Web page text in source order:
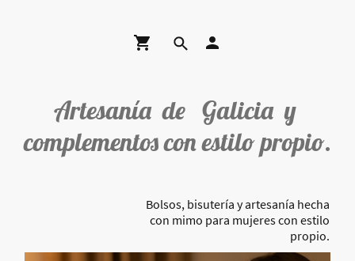
Artesanía de Galicia y
complementos con estilo propio.
Bolsos, bisutería y artesanía hecha
con mimo para mujeres con estilo
propio.